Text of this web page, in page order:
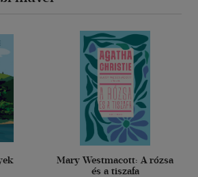
Mary Westmacott: A rózsa
és a tiszafa